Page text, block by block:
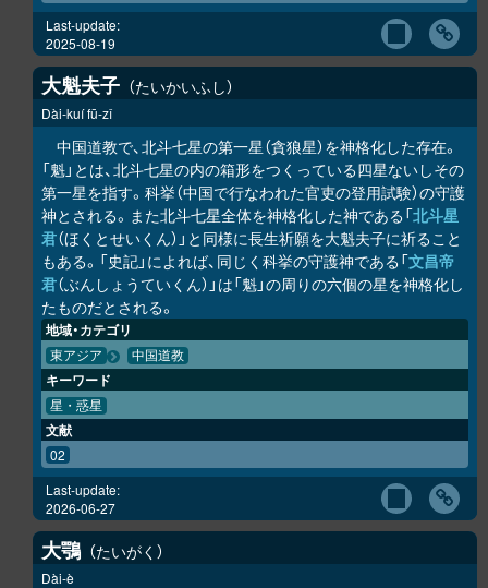
Last-update:
2025-08-19
大魁夫子 たいかいふし
Dài-kuí fū-zǐ
中国道教で、北斗七星の第一星（貪狼星）を神格化した存在。
「魁」とは、北斗七星の内の箱形をつくっている四星ないしその
第一星を指す。科挙（中国で行なわれた官吏の登用試験）の守護
神とされる。また北斗七星全体を神格化した神である「北斗星
君（ほくとせいくん）」と同様に長生祈願を大魁夫子に祈ること
もある。「史記」によれば、同じく科挙の守護神である「文昌帝
君（ぶんしょうていくん）」は「魁」の周りの六個の星を神格化し
たものだとされる。
地域・カテゴリ
東アジア 中国道教
キーワード
星・惑星
文献
02
Last-update:
2026-06-27
大鶚 たいがく
Dài-è